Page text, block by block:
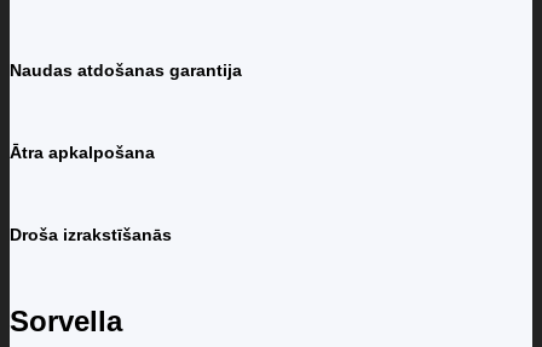
Naudas atdošanas garantija
Ātra apkalpošana
Droša izrakstīšanās
Sorvella